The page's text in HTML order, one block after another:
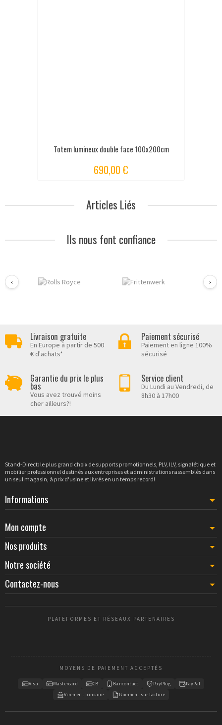
Totem lumineux double face 100x200cm
690,00 €
Articles Liés
Ils nous font confiance
‹ ›
Livraison gratuite
En Europe à partir de 500
€ d'achats*
Paiement sécurisé
Paiement en ligne 100%
sécurisé
Garantie du prix le plus
bas
Vous avez trouvé moins
cher ailleurs?!
Service client
Du Lundi au Vendredi, de
8h30 à 17h00
Stand-Direct: le plus grand choix de supports promotionnels, PLV, ILV, signalétique et
mobilier professionnel destinés aux entreprises et administrations rassemblés dans
un seul magasin, à prix d'usine et livrés en un temps record!
Informations
Mon compte
Nos produits
Notre société
Contactez-nous
PLATEFORMES ET RÉSEAUX PARTENAIRES
MOYENS DE PAIEMENT ACCEPTÉS
Visa Mastercard CB Bancontact PayPlug
PayPal
Virement bancaire
Paiement sur facture